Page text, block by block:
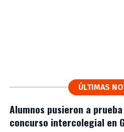
ÚLTIMAS
Alumnos pusieron a
concurso intercolegial en